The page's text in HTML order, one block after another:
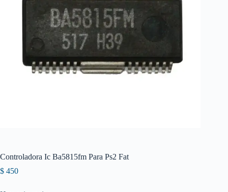
Controladora Ic Ba5815fm Para Ps2 Fat
$ 450